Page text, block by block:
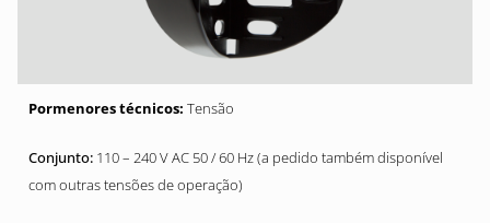
Tensão
110 – 240 V AC 50 / 60 Hz (a pedido também disponível
com outras tensões de operação)